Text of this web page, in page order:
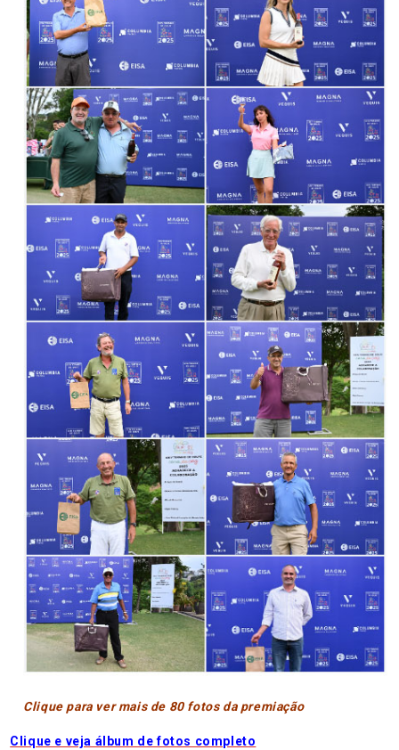
Clique para ver mais de 80 fotos da premiação
Clique e veja álbum de fotos completo